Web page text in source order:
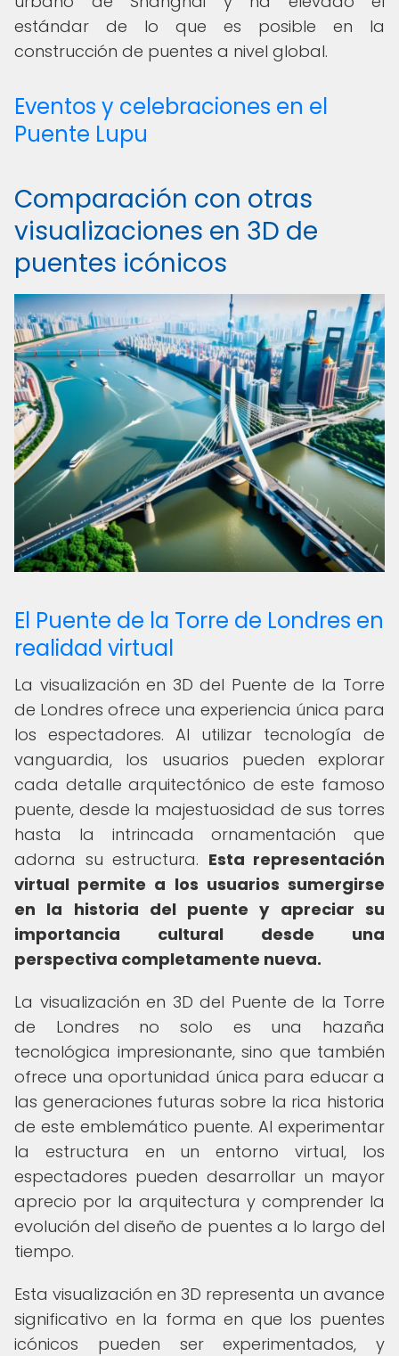
estándar de lo que es posible en la
construcción de puentes a nivel global.
Eventos y celebraciones en el
Puente Lupu
Comparación con otras
visualizaciones en 3D de
puentes icónicos
El Puente de la Torre de Londres en
realidad virtual
La visualización en 3D del Puente de la Torre
de Londres ofrece una experiencia única para
los espectadores. Al utilizar tecnología de
vanguardia, los usuarios pueden explorar
cada detalle arquitectónico de este famoso
puente, desde la majestuosidad de sus torres
hasta la intrincada ornamentación que
adorna su estructura. Esta representación
virtual permite a los usuarios sumergirse
en la historia del puente y apreciar su
importancia cultural desde una
perspectiva completamente nueva.
La visualización en 3D del Puente de la Torre
de Londres no solo es una hazaña
tecnológica impresionante, sino que también
ofrece una oportunidad única para educar a
las generaciones futuras sobre la rica historia
de este emblemático puente. Al experimentar
la estructura en un entorno virtual, los
espectadores pueden desarrollar un mayor
aprecio por la arquitectura y comprender la
evolución del diseño de puentes a lo largo del
tiempo.
Esta visualización en 3D representa un avance
significativo en la forma en que los puentes
icónicos pueden ser experimentados, y